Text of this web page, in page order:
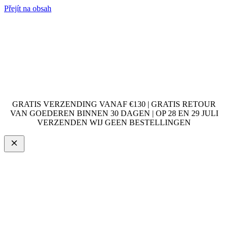
Přejít na obsah
GRATIS VERZENDING VANAF €130 | GRATIS RETOUR
VAN GOEDEREN BINNEN 30 DAGEN | OP 28 EN 29 JULI
VERZENDEN WIJ GEEN BESTELLINGEN